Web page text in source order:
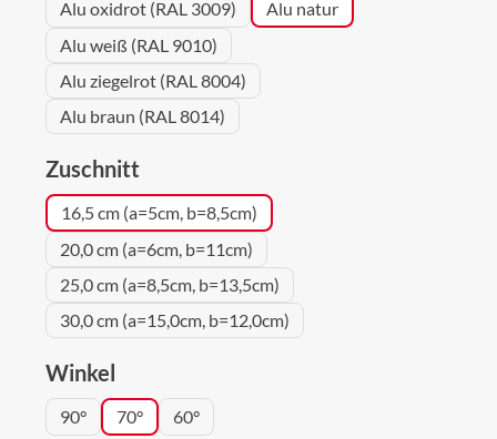
Alu oxidrot (RAL 3009)
Alu natur
Alu weiß (RAL 9010)
Alu ziegelrot (RAL 8004)
Alu braun (RAL 8014)
Zuschnitt
16,5 cm (a=5cm, b=8,5cm)
20,0 cm (a=6cm, b=11cm)
25,0 cm (a=8,5cm, b=13,5cm)
30,0 cm (a=15,0cm, b=12,0cm)
Winkel
90° 70° 60°